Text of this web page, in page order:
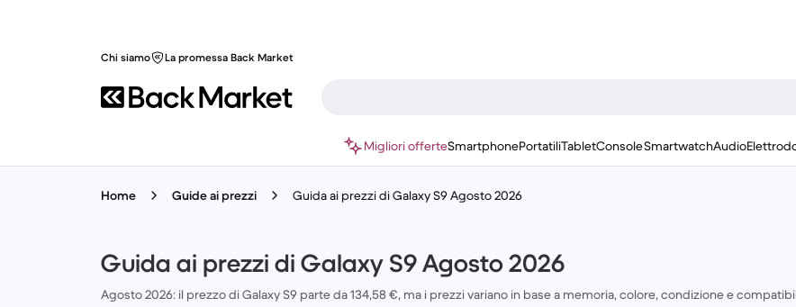
Chi siamo La promessa Back Market
Migliori offerteSmartphonePortatiliTabletConsoleSmartwatchAudio
Home Guide ai prezzi Guida ai prezzi di Galaxy S9 Agosto 2026
Guida ai prezzi di Galaxy S9 Agosto 2026
Agosto 2026: il prezzo di Galaxy S9 parte da 134,58 €, ma i prezzi variano in base a memoria, colore, condizione e